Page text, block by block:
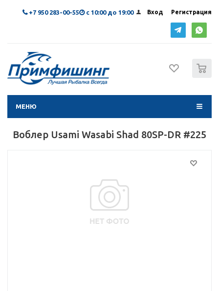
Вход Регистрация
+7 950 283-00-55 с 10:00 до 19:00
МЕНЮ
Воблер Usami Wasabi Shad 80SP-DR #225